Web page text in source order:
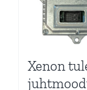
Xenon